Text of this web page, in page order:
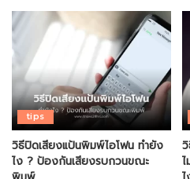
tips
วิธีปิดเสียงแป้นพิมพ์ไอโฟน ทำยัง
ไง ? ป้องกันเสียงรบกวนขณะ